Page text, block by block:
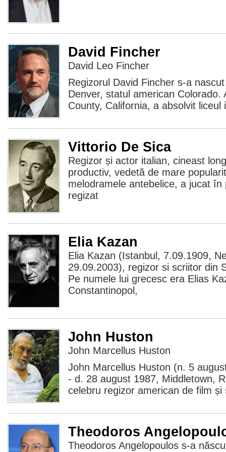
David Fincher
David Leo Fincher
Regizorul David Fincher s-a
Denver, statul american Colorado.
County, California, a absolvit liceul
Vittorio De Sica
Regizor și actor italian, cineast
productiv, vedetă de mare
melodramele antebelice, a jucat
regizat
Elia Kazan
Elia Kazan (Istanbul, 7.09.1909,
29.09.2003), regizor si scriitor din
Pe numele lui grecesc era Elias
Constantinopol,
John Huston
John Marcellus Huston
John Marcellus Huston (n. 5
- d. 28 august 1987, Middletown,
celebru regizor american de film
Theodoros
Theodoros Angelopoulos s-a